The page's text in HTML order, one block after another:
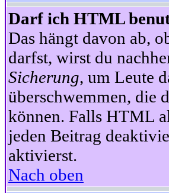
Darf ich HTML
Das hängt davon ab,
darfst, wirst du
Sicherung, um Leute
überschwemmen, die
können. Falls HTML
jeden Beitrag
aktivierst.
Nach oben